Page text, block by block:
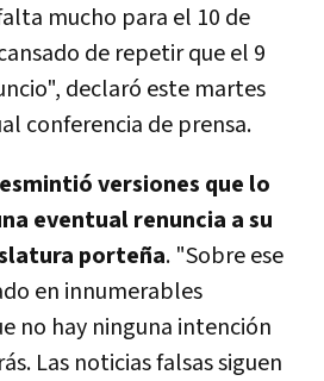
mucho para el 10 de
de repetir que el 9
declaró este martes
conferencia de prensa.
versiones que lo
eventual renuncia a su
porteña. "Sobre ese
en innumerables
no hay ninguna intención
Las noticias falsas siguen